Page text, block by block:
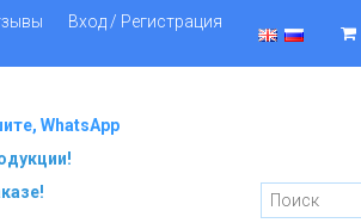
Вход / Регистрация
WhatsApp